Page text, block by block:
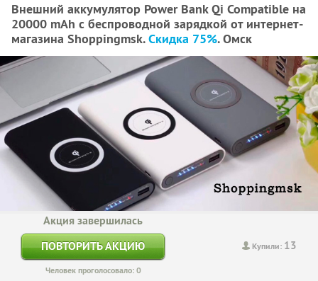
Внешний аккумулятор Power Bank Qi Compatible на
20000 mAh с беспроводной зарядкой от интернет-
магазина Shoppingmsk.Скидка 75%. Омск
Купили: 13
Акция завершилась
ПОВТОРИТЬ АКЦИЮ
Человек проголосовало: 0